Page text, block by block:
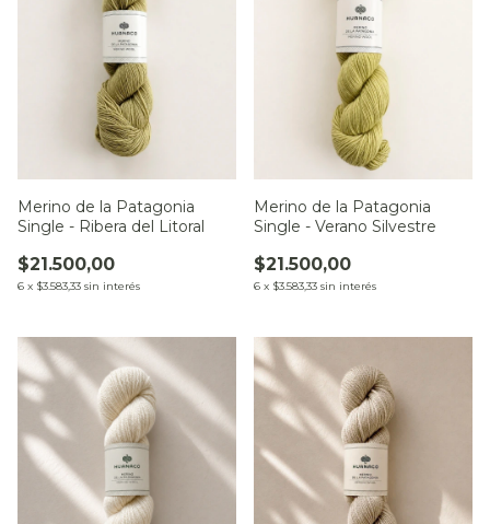
Merino de la Patagonia
Single - Ribera del Litoral
$21.500,00
6 x $3.583,33 sin interés
Merino de la Patagonia
Single - Verano Silvestre
$21.500,00
6 x $3.583,33 sin interés